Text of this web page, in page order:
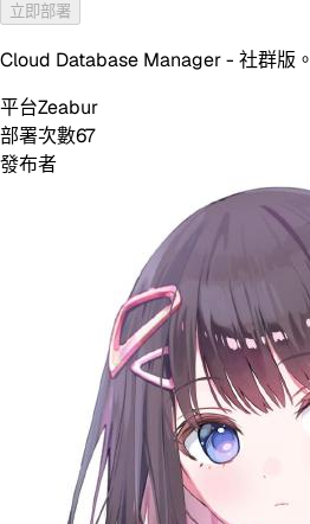
立即部署
Cloud Database Manager - 社群版。
平台Zeabur
部署次數67
發布者